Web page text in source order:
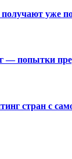
уже
попытки
стран с